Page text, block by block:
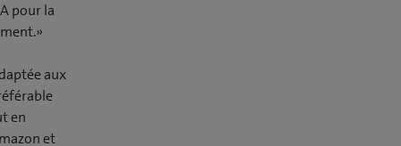
pour la
aux
en
et